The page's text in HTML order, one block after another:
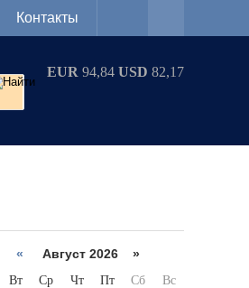
Контакты
EUR 94,84 USD 82,17
« Август 2026 »
Вт Ср Чт Пт Сб Вс